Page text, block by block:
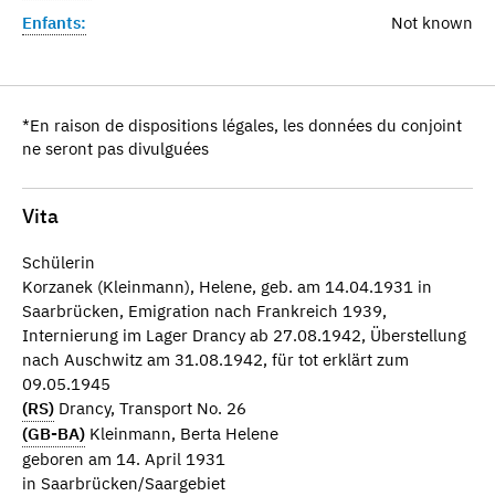
Enfants: Not known
*En raison de dispositions légales, les données du conjoint
ne seront pas divulguées
Vita
Schülerin
Korzanek (Kleinmann), Helene, geb. am 14.04.1931 in
Saarbrücken, Emigration nach Frankreich 1939,
Internierung im Lager Drancy ab 27.08.1942, Überstellung
nach Auschwitz am 31.08.1942, für tot erklärt zum
09.05.1945
(RS) Drancy, Transport No. 26
(GB-BA) Kleinmann, Berta Helene
geboren am 14. April 1931
in Saarbrücken/Saargebiet